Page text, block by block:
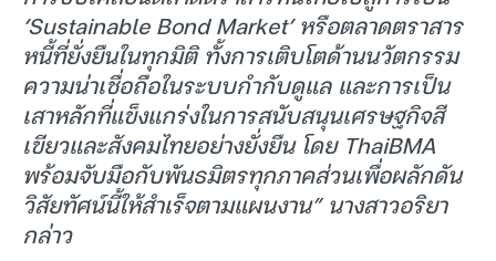
‘Sustainable Bond Market’ หรือตลาดตราสาร
หนี้ที่ยั่งยืนในทุกมิติ ทั้งการเติบโตด้านนวัตกรรม
ความน่าเชื่อถือในระบบกำกับดูแล และการเป็น
เสาหลักที่แข็งแกร่งในการสนับสนุนเศรษฐกิจสี
เขียวและสังคมไทยอย่างยั่งยืน โดย ThaiBMA
พร้อมจับมือกับพันธมิตรทุกภาคส่วนเพื่อผลักดัน
วิสัยทัศน์นี้ให้สำเร็จตามแผนงาน” นางสาวอริยา
กล่าว